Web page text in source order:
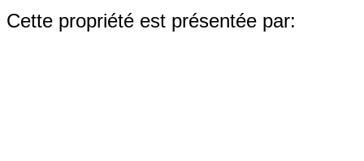
Cette propriété est présentée par: